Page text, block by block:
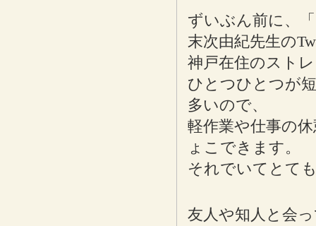
ずいぶん前に、
末次由紀先生の
神戸在住のスト
ひとつひとつが
多いので、
軽作業や仕事の
ょこできます。
それでいてとて
友人や知人と会